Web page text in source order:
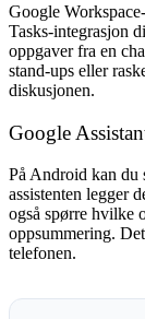
Google
Tasks-integrasjon
oppgaver fra en
stand-ups eller
diskusjonen.
Google
På Android kan du
assistenten legger
også spørre hvilke
oppsummering.
telefonen.